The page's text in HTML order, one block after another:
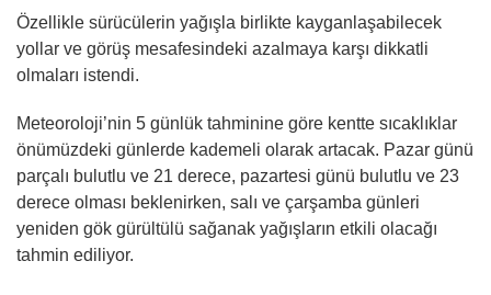
Özellikle sürücülerin yağışla birlikte kayganlaşabilecek
yollar ve görüş mesafesindeki azalmaya karşı dikkatli
olmaları istendi.
Meteoroloji’nin 5 günlük tahminine göre kentte sıcaklıklar
önümüzdeki günlerde kademeli olarak artacak. Pazar günü
parçalı bulutlu ve 21 derece, pazartesi günü bulutlu ve 23
derece olması beklenirken, salı ve çarşamba günleri
yeniden gök gürültülü sağanak yağışların etkili olacağı
tahmin ediliyor.